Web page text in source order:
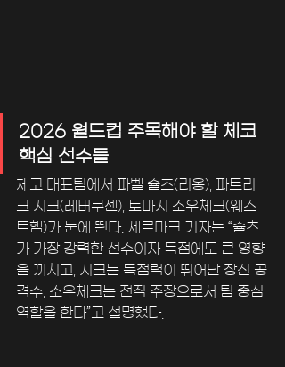
2026 월드컵 주목해야 할 체코
핵심 선수들
체코 대표팀에서 파벨 슐츠(리옹), 파트리
크 시크(레버쿠젠), 토마시 소우체크(웨스
트햄)가 눈에 띈다. 세르마크 기자는 “슐츠
가 가장 강력한 선수이자 득점에도 큰 영향
을 끼치고, 시크는 득점력이 뛰어난 장신 공
격수, 소우체크는 전직 주장으로서 팀 중심
역할을 한다”고 설명했다.